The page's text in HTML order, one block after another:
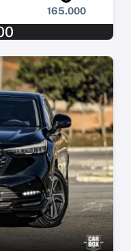
165.000